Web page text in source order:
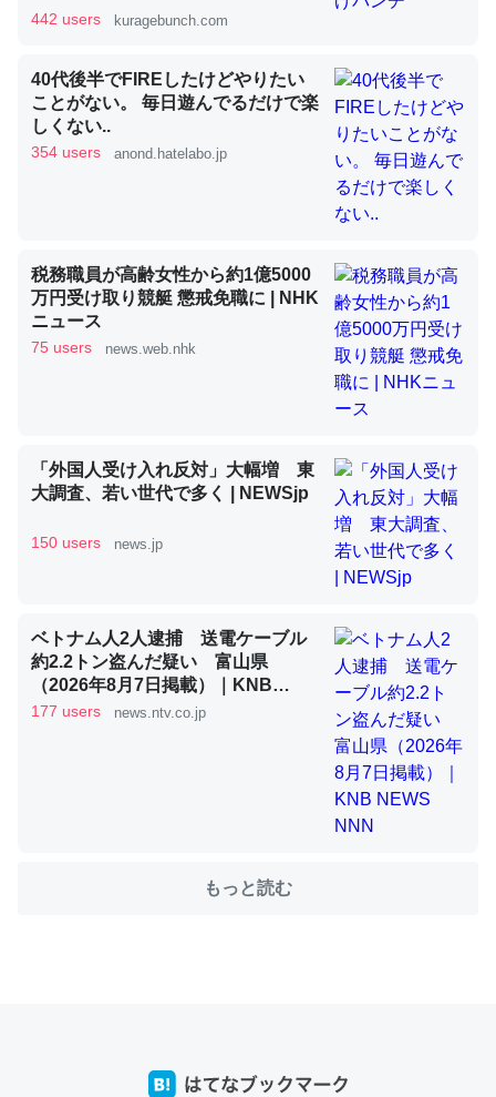
かりやすく強くなりそう
昆虫ってカルシウム少ないのか。知らんかった。調べたら
コオロギのカルシウム分はエビの600分の1程度。
論文では「淡水はカルシウムも酸素も不足してて両方に不
いる鋏角類（カブトガニ・ウミグモ）はカルシウムを使わ
ずキチンを強化してる筈だが、酵素が違うのか？
─ニュース :: 【研究発表】昆虫学の大問題＝「昆虫はなぜ海にいな
いのか」に関する新仮説
これを元に考えるとカルシウムを大量に使う脊椎動物と貝
類は苦労してるんだな…。腹足類だと殻を無くしてナメク
─ニュース :: 【研究発表】昆虫学の大問題＝「昆虫はなぜ海にいな
442 users kuragebunch.com
40代後半でFIREしたけどやりたい
ことがない。 毎日遊んでるだけで楽
しくない..
354 users anond.hatelabo.jp
税務職員が高齢女性から約1億5000
万円受け取り競艇 懲戒免職に | NHK
ニュース
75 users news.web.nhk
「外国人受け入れ反対」大幅増 東
大調査、若い世代で多く | NEWSjp
150 users news.jp
ベトナム人2人逮捕 送電ケーブル
約2.2トン盗んだ疑い 富山県
（2026年8月7日掲載）｜KNB
NEWS NNN
177 users news.ntv.co.jp
もっと読む